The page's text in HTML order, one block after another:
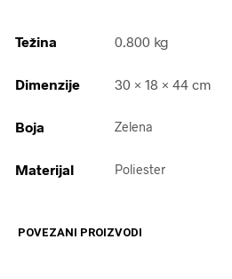
Težina 0.800 kg
Dimenzije 30 × 18 × 44 cm
Boja Zelena
Materijal Poliester
POVEZANI PROIZVODI